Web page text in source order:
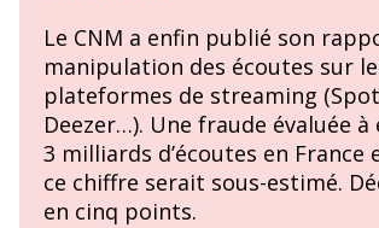
Le CNM a enfin publié son
manipulation des écoutes sur
plateformes de streaming
Deezer…). Une fraude évaluée
3 milliards d’écoutes en France
ce chiffre serait sous-estimé.
en cinq points.